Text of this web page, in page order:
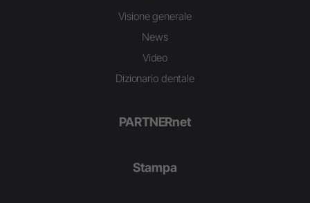
Visione generale
News
Video
Dizionario dentale
PARTNERnet
Stampa